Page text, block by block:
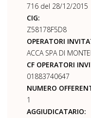
716 del 28/12/2015
CIG:
Z58178F5D8
OPERATORI
ACCA SPA DI
CF OPERATORI
01883740647
NUMERO
1
AGGIUDICATARIO: